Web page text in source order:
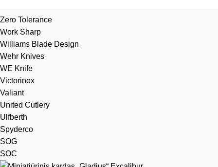
Zero Tolerance
Work Sharp
Williams Blade Design
Wehr Knives
WE Knife
Victorinox
Valiant
United Cutlery
Ulfberth
Spyderco
SOG
SOC